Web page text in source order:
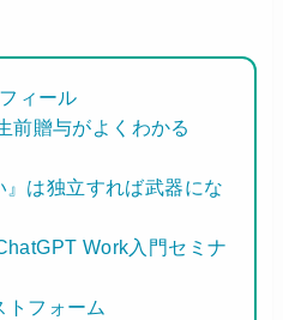
ィール
前贈与がよくわかる
は独立すれば武器にな
Work入門セミナ
トフォーム